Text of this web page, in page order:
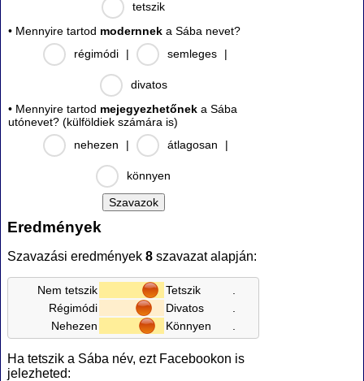
tetszik
• Mennyire tartod modernnek a Sába nevet?
régimódi
| semleges |
divatos
• Mennyire tartod mejegyezhetőnek a Sába
utónevet? (külföldiek számára is)
nehezen
| átlagosan |
könnyen
Eredmények
Szavazási eredmények 8 szavazat alapján:
Nem tetszik Tetszik
Régimódi
Divatos
Nehezen
Könnyen
Ha tetszik a Sába név, ezt Facebookon is
jelezheted: